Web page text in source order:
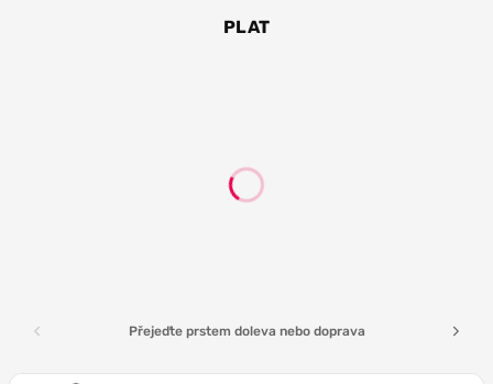
PLAT
Přejeďte prstem doleva nebo doprava